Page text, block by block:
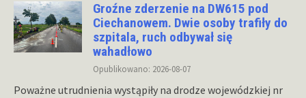
Groźne zderzenie na DW615 pod
Ciechanowem. Dwie osoby trafiły do
szpitala, ruch odbywał się
wahadłowo
Opublikowano: 2026-08-07
Poważne utrudnienia wystąpiły na drodze wojewódzkiej nr